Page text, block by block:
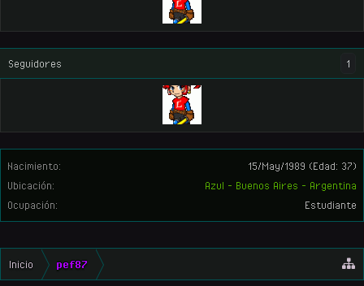
Seguidores 1
Nacimiento: 15/May/1989 (Edad: 37)
Ubicación:
Azul - Buenos Aires - Argentina
Ocupación:
Estudiante
Inicio pef87